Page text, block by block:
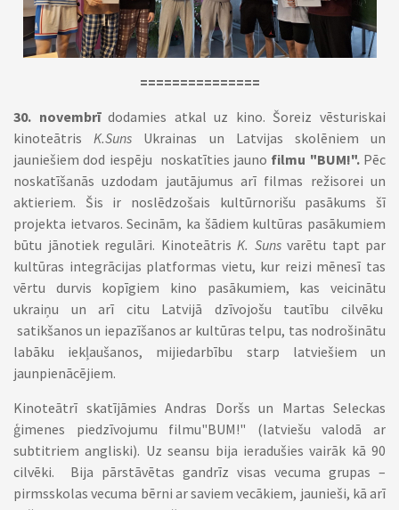
===============
30. novembrīdodamies atkal uz kino. Šoreiz vēsturiskai
kinoteātrisK.Suns Ukrainas un Latvijas skolēniem un
jauniešiem dod iespēju noskatīties jauno filmu "BUM!". Pēc
noskatīšanās uzdodam jautājumus arī filmas režisorei un
aktieriem. Šis ir noslēdzošais kultūrnorišu pasākums šī
projekta ietvaros. Secinām, ka šādiem kultūras pasākumiem
būtu jānotiek regulāri. Kinoteātris K. Sunsvarētu tapt par
kultūras integrācijas platformas vietu, kur reizi mēnesī tas
vērtu durvis kopīgiem kino pasākumiem, kas veicinātu
ukraiņu un arī citu Latvijā dzīvojošu tautību cilvēku
satikšanos un iepazīšanos ar kultūras telpu, tas nodrošinātu
labāku iekļaušanos, mijiedarbību starp latviešiem un
jaunpienācējiem.
Kinoteātrī skatījāmies Andras Doršs un Martas Seleckas
ģimenes piedzīvojumu filmu"BUM!" (latviešu valodā ar
subtitriem angliski). Uz seansu bija ieradušies vairāk kā 90
cilvēki. Bija pārstāvētas gandrīz visas vecuma grupas –
pirmsskolas vecuma bērni ar saviem vecākiem, jaunieši, kā arī